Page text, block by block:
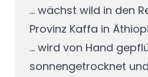
... wächst wild in den
Provinz Kaffa in
... wird von Hand
sonnengetrocknet